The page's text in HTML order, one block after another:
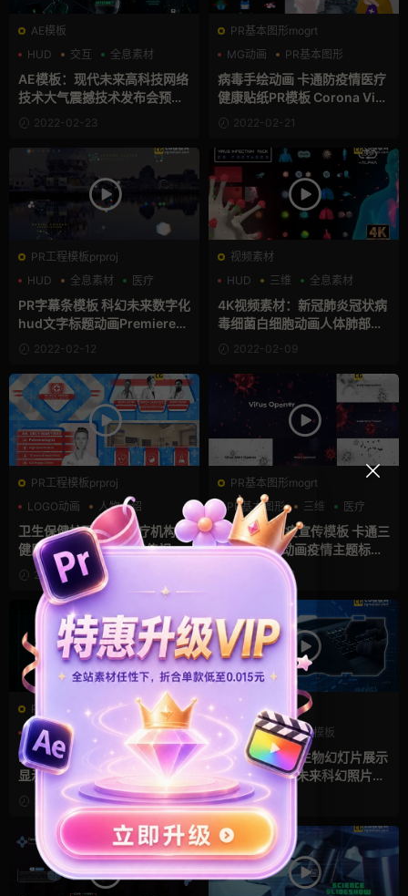
AE模板
HUD
交互 全息素材
AE模板：现代未来高科技网络
技术大气震撼技术发布会预告
动画AE模板 Cyber Technolo
gy Trailer
2022-02-23
PR基本图形mogrt
MG动画
PR基本图形
医疗
病毒手绘动画 卡通防疫情医疗
健康贴纸PR模板 Corona Viru
s Hand-Drawn Animations
2022-02-21
PR工程模板prproj
HUD
全息素材 医疗
PR字幕条模板 科幻未来数字化
hud文字标题动画Premiere模
板 Science Fiction Lower Th
irds
2022-02-12
视频素材
HUD
三维 全息素材
4K视频素材：新冠肺炎冠状病
毒细菌白细胞动画人体肺部防
疫宣传幻灯片视频元素 Virus I
nfection Medical HUD Body
Pack
2022-02-09
PR工程模板prproj
LOGO动画
人物介绍
医疗
卫生保健护理医院/医疗机构/
健康疗养中心等介绍宣传视频
Premiere模板 Medical Prom
o
2022-01-26
PR基本图形mogrt
PR基本图形
三维 医疗
PR模板：防疫宣传模板 卡通三
维病毒飘散动画疫情主题标题
片头PR模板 Virus Alert Ope
2021-12-06
PR工程模板prproj
CRT
HUD LOGO动画
PR模板：数字化HUD界面图片
显示模版 未来科技故障视频PR
模板 Digital Interface
2021-11-10
AE模板
HUD
企业宣传模板
全息素材
AE模板：科技生物幻灯片展示
16张研讨会议未来科幻照片视
频 Technology Slideshow
2021-10-28